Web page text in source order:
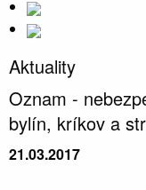
Aktuality
Oznam -
bylín, kríkov a
21.03.2017